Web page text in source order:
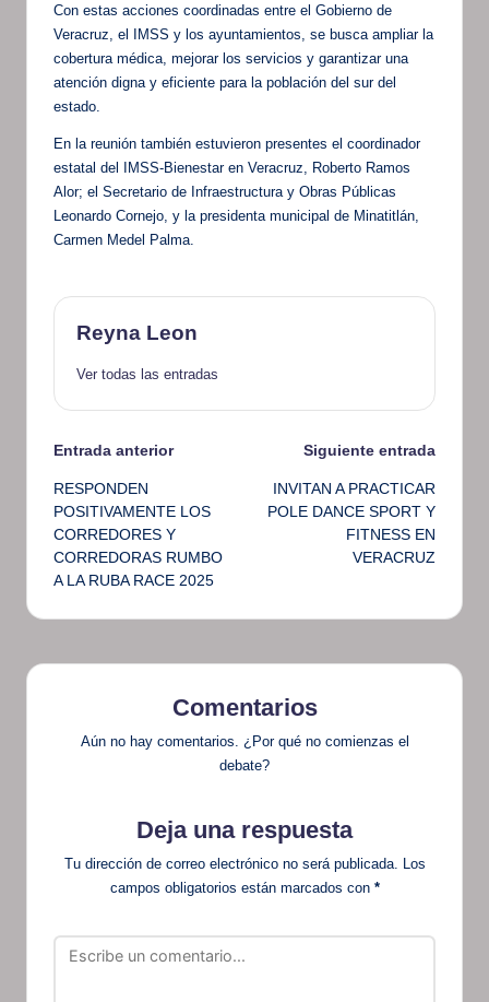
Con estas acciones coordinadas entre el Gobierno de
Veracruz, el IMSS y los ayuntamientos, se busca ampliar la
cobertura médica, mejorar los servicios y garantizar una
atención digna y eficiente para la población del sur del
estado.
En la reunión también estuvieron presentes el coordinador
estatal del IMSS-Bienestar en Veracruz, Roberto Ramos
Alor; el Secretario de Infraestructura y Obras Públicas
Leonardo Cornejo, y la presidenta municipal de Minatitlán,
Carmen Medel Palma.
Reyna Leon
Ver todas las entradas
Navegación
de
entradas
Entrada anterior
RESPONDEN
POSITIVAMENTE LOS
CORREDORES Y
CORREDORAS RUMBO
A LA RUBA RACE 2025
Siguiente entrada
INVITAN A PRACTICAR
POLE DANCE SPORT Y
FITNESS EN
VERACRUZ
Comentarios
Aún no hay comentarios. ¿Por qué no comienzas el
debate?
Deja una respuesta
Tu dirección de correo electrónico no será publicada. Los
campos obligatorios están marcados con *